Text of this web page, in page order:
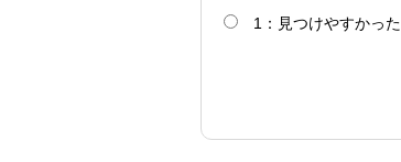
1：見つけやすかった